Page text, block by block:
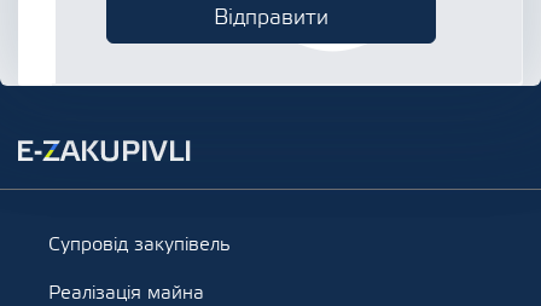
Супровід закупівель
Реалізація майна